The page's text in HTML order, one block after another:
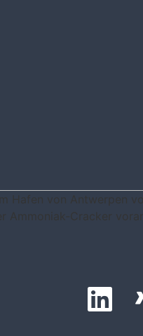
von Antwerpen
Ammoniak-Cracker